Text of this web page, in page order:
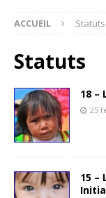
ACCUEIL Statuts
Statuts
18 –
25
15 –